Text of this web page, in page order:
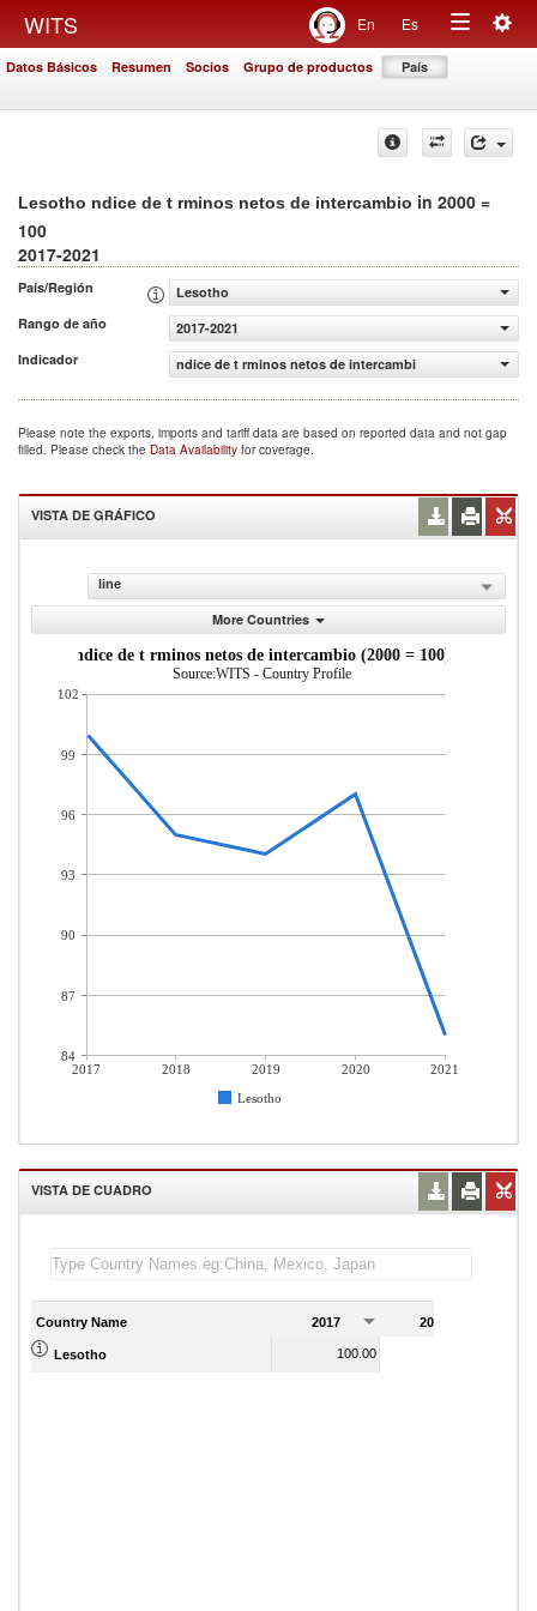
WITS En Es
Toggle
Datos Básicos Resumen Socios Grupo de productos País
Lesotho ndice de t rminos netos de intercambio in 2000 =
100
2017-2021
País/Región
Lesotho
Rango de año
2017-2021
Indicador
ndice de t rminos netos de intercambio (2000 = 100)
Please note the exports, imports and tariff data are based on reported data and not gap
filled. Please check the Data Availability for coverage.
VISTA DE GRÁFICO
line
More Countries
ndice de t rminos netos de intercambio (2000 = 100)
Source:WITS - Country Profile
2017 2018 2019 2020
2021
Lesotho
102
99
96
93
90
87
84
VISTA DE CUADRO
Country Name 2017 2018
Lesotho 100.00